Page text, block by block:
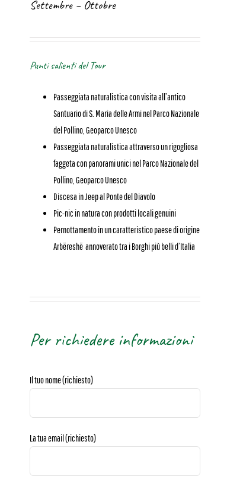
Settembre – Ottobre
Punti salienti del Tour
Passeggiata naturalistica con visita all’antico
Santuario di S. Maria delle Armi nel Parco Nazionale
del Pollino, Geoparco Unesco
Passeggiata naturalistica attraverso un rigogliosa
faggeta con panorami unici nel Parco Nazionale del
Pollino, Geoparco Unesco
Discesa in Jeep al Ponte del Diavolo
Pic-nic in natura con prodotti locali genuini
Pernottamento in un caratteristico paese di origine
Arbëreshë annoverato tra i Borghi più belli d’Italia
Per richiedere informazioni
Il tuo nome (richiesto)
La tua email (richiesto)